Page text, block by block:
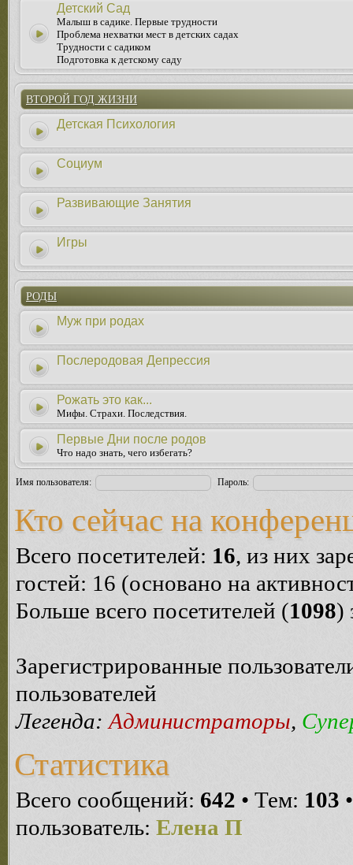
Детский Сад
Малыш в садике. Первые трудности
Проблема нехватки мест в детских садах
Трудности с садиком
Подготовка к детскому саду
ВТОРОЙ ГОД ЖИЗНИ
Детская Психология
Социум
Развивающие Занятия
Игры
РОДЫ
Муж при родах
Послеродовая Депрессия
Рожать это как...
Мифы. Страхи. Последствия.
Первые Дни после родов
Что надо знать, чего избегать?
Имя пользователя: Пароль:
Кто сейчас на
Всего посетителей: 16, из них
гостей: 16 (основано на
Больше всего посетителей (1098)
Зарегистрированные
пользователей
Легенда: Администраторы,
Статистика
Всего сообщений: 642 • Тем: 103
пользователь: Елена П